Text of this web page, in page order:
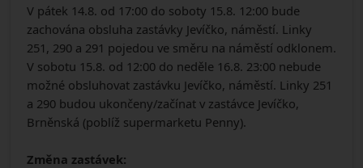
V pátek 14.8. od 17:00 do soboty 15.8. 12:00 bude
zachována obsluha zastávky Jevíčko, náměstí. Linky
251, 290 a 291 pojedou ve směru na náměstí odklonem.
V sobotu 15.8. od 12:00 do neděle 16.8. 23:00 nebude
možné obsluhovat zastávku Jevíčko, náměstí. Linky 251
a 290 budou ukončeny/začínat v zastávce Jevíčko,
Brněnská (poblíž supermarketu Penny).
Změna zastávek: